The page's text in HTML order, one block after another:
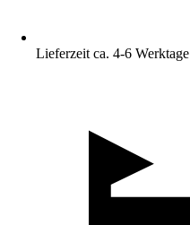
Lieferzeit ca. 4-6 Werktage